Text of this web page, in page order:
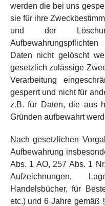
werden die bei uns
sie für ihre
und der
Daten nicht gelöscht
gesetzlich zulässige
Verarbeitung
gesperrt und nicht für
z.B. für Daten, die aus
Gründen aufbewahrt
Nach gesetzlichen
Aufbewahrung
Abs. 1 AO, 257 Abs. 1
Aufzeichnungen,
Handelsbücher, für
etc.) und 6 Jahre gemäß